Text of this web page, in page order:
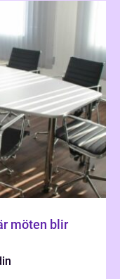
möten blir